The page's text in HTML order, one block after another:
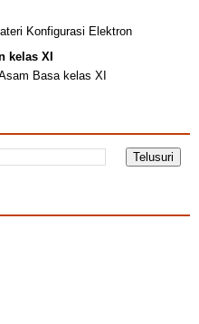
Konfigurasi Elektron
kelas XI
Basa kelas XI